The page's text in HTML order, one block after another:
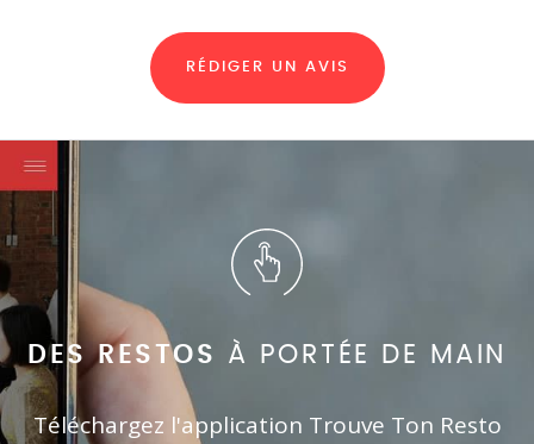
RÉDIGER UN AVIS
DES RESTOS À PORTÉE DE MAIN
Téléchargez l'application Trouve Ton Resto